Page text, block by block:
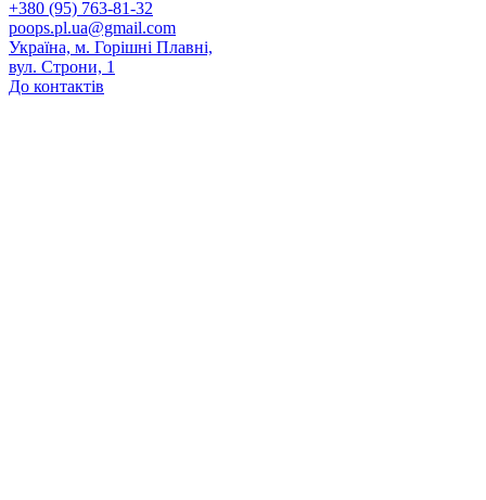
+380 (95) 763-81-32
poops.pl.ua@gmail.com
Україна, м. Горішні Плавні,
вул. Строни, 1
До контактів